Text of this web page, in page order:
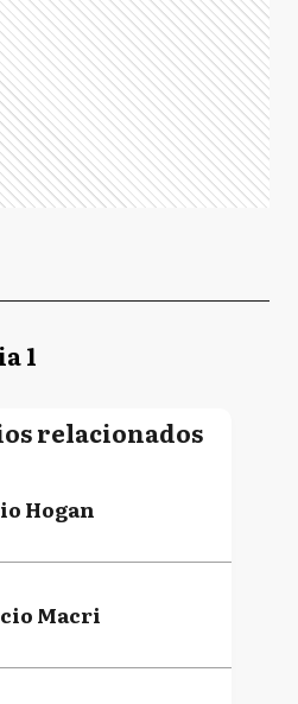
1
relacionados
Hogan
Macri